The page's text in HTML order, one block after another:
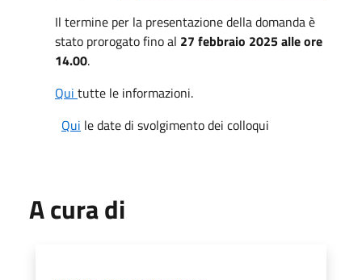
Il termine per la presentazione della domanda è
stato prorogato fino al 27 febbraio 2025 alle ore
14.00.
Qui tutte le informazioni.
Qui le date di svolgimento dei colloqui
A cura di